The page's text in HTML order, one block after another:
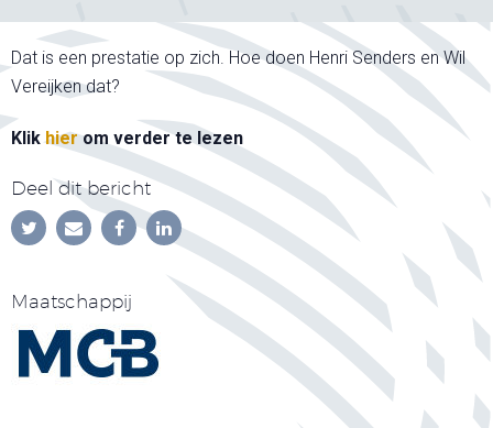
Dat is een prestatie op zich. Hoe doen Henri Senders en Wil
Vereijken dat?
Klik hierom verder te lezen
Deel dit bericht
Maatschappij